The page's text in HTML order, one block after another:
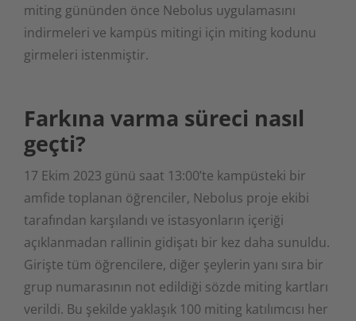
miting gününden önce Nebolus uygulamasını
indirmeleri ve kampüs mitingi için miting kodunu
girmeleri istenmiştir.
Farkına varma süreci nasıl
geçti?
17 Ekim 2023 günü saat 13:00’te kampüsteki bir
amfide toplanan öğrenciler, Nebolus proje ekibi
tarafından karşılandı ve istasyonların içeriği
açıklanmadan rallinin gidişatı bir kez daha sunuldu.
Girişte tüm öğrencilere, diğer şeylerin yanı sıra bir
grup numarasının not edildiği sözde miting kartları
verildi. Bu şekilde yaklaşık 100 miting katılımcısı her